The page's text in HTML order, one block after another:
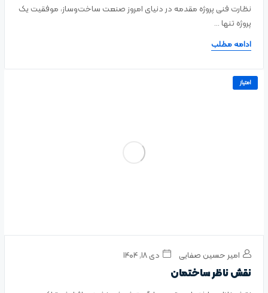
نظارت فنی پروژه مقدمه در دنیای امروز صنعت ساخت‌وساز، موفقیت یک
پروژه تنها ...
ادامه مطلب
امتیاز
امیر حسین صفایی دی ۱۸, ۱۴۰۴
نقش ناظر ساختمان